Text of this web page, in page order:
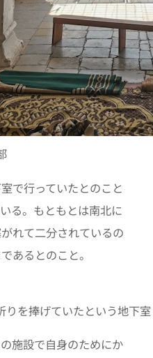
で行っていたとのこと
る。もともとは南北に
れて二分されているの
あるとのこと。
りを捧げていたという地下室
施設で自身のためにか